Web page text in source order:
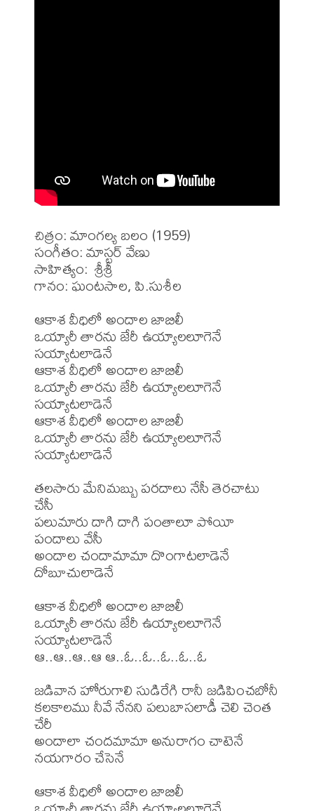
చిత్రం: మాంగల్య బలం (1959)
సంగీతం: మాస్టర్ వేణు
సాహిత్యం:  శ్రీశ్రీ
గానం: ఘంటసాల, పి.సుశీల
ఆకాశ వీధిలో అందాల జాబిలీ
ఒయ్యారీ తారను జేరీ ఉయ్యాలలూగెనే
సయ్యాటలాడెనే
ఆకాశ వీధిలో అందాల జాబిలీ
ఒయ్యారీ తారను జేరీ ఉయ్యాలలూగెనే
సయ్యాటలాడెనే
ఆకాశ వీధిలో అందాల జాబిలీ
ఒయ్యారీ తారను జేరీ ఉయ్యాలలూగెనే
సయ్యాటలాడెనే
తలసారు మేనిమబ్బు పరదాలు నేసీ తెరచాటు
చేసీ
పలుమారు దాగి దాగి పంతాలూ పోయీ
పందాలు వేసీ
అందాల చందామామా దొంగాటలాడెనే
దోబూచులాడెనే
ఆకాశ వీధిలో అందాల జాబిలీ
ఒయ్యారీ తారను జేరీ ఉయ్యాలలూగెనే
సయ్యాటలాడెనే
ఆ..ఆ..ఆ..ఆ ఆ..ఓ..ఓ..ఓ..ఓ..ఓ
జడివాన హోరుగాలి సుడిరేగి రానీ జడిపించబోనీ
కలకాలము నీవే నేనని పలుబాసలాడీ చెలి చెంత
చేరీ
అందాలా చందమామా అనురాగం చాటెనే
నయగారం చేసెనే
ఆకాశ వీధిలో అందాల జాబిలీ